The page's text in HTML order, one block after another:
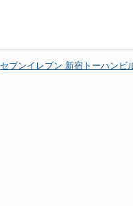
セブンイレブン 新宿トーハンビ